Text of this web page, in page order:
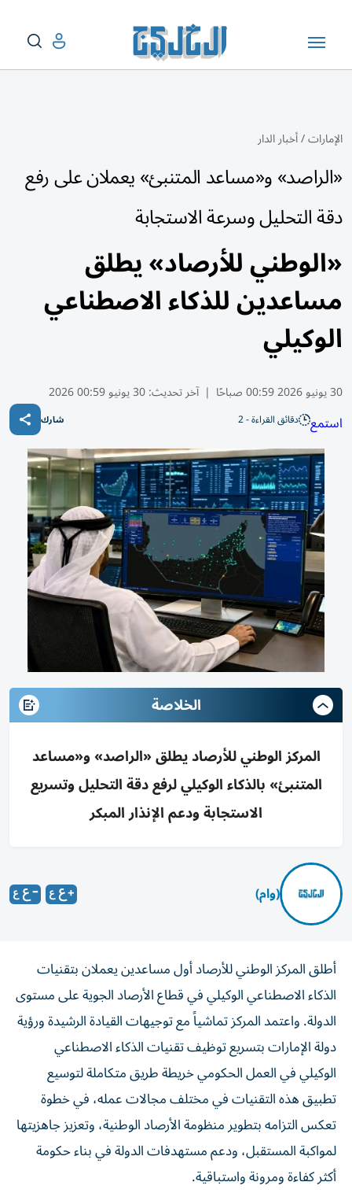
الإمارات/أخبار الدار
«الراصد» و«مساعد المتنبئ» يعملان على رفع
دقة التحليل وسرعة الاستجابة
«الوطني للأرصاد» يطلق
مساعدين للذكاء الاصطناعي
الوكيلي
30 يونيو 2026 00:59 صباحًا | آخر تحديث:30 يونيو 00:59 2026
استمع دقائق القراءة - 2 شارك
الخلاصة
المركز الوطني للأرصاد يطلق «الراصد» و«مساعد
المتنبئ» بالذكاء الوكيلي لرفع دقة التحليل وتسريع
الاستجابة ودعم الإنذار المبكر
(وام)
أطلق المركز الوطني للأرصاد أول مساعدين يعملان بتقنيات
الذكاء الاصطناعي الوكيلي في قطاع الأرصاد الجوية على مستوى
الدولة. واعتمد المركز تماشياً مع توجيهات القيادة الرشيدة ورؤية
دولة الإمارات بتسريع توظيف تقنيات الذكاء الاصطناعي
الوكيلي في العمل الحكومي خريطة طريق متكاملة لتوسيع
تطبيق هذه التقنيات في مختلف مجالات عمله، في خطوة
تعكس التزامه بتطوير منظومة الأرصاد الوطنية، وتعزيز جاهزيتها
لمواكبة المستقبل، ودعم مستهدفات الدولة في بناء حكومة
أكثر كفاءة ومرونة واستباقية.